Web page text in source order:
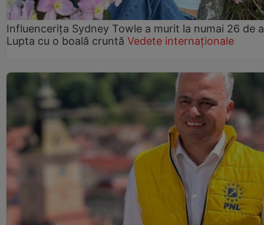
Influencerița Sydney Towle a murit la numai 26 de
Lupta cu o boală cruntă Vedete internaționale